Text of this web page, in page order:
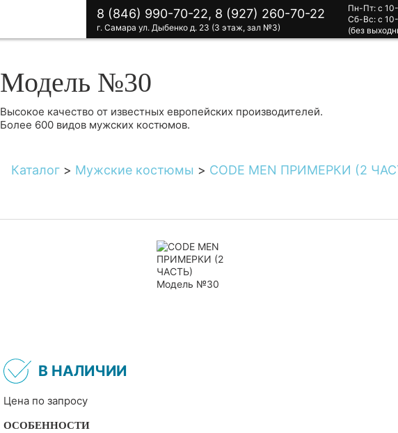
8 (846) 990-70-22, 8 (927) 260-70-22
г. Самара ул. Дыбенко д. 23 (3 этаж, зал №3)
Пн-Пт: с
Сб-Вс: с
(без
Модель №30
Высокое качество от известных европейских производителей.
Более 600 видов мужских костюмов.
Каталог > Мужские костюмы > СODE MEN ПРИМЕРКИ (2
В НАЛИЧИИ
Цена по запросу
ОСОБЕННОСТИ